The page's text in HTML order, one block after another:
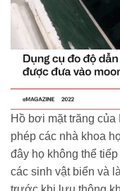
Hồ bơi mặt trăng
phép các nhà khoa
đây họ không thể
các sinh vật biển và